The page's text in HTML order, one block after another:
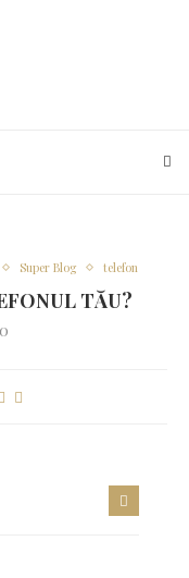
Super Blog telefon
TĂU?